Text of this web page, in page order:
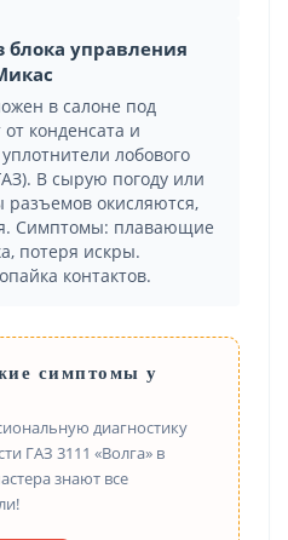
блока управления
в салоне под
конденсата и
лобового
В сырую погоду или
разъемов окисляются,
Симптомы: плавающие
потеря искры.
контактов.
симптомы у
диагностику
ГАЗ 3111 «Волга» в
знают все